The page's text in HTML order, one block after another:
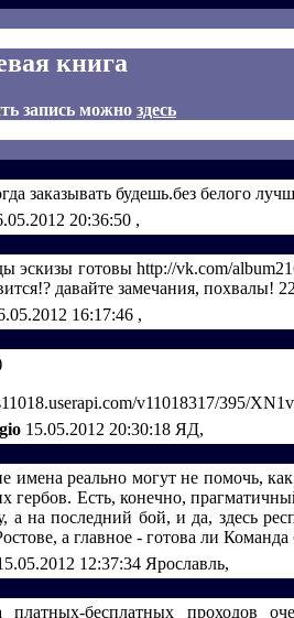
книга
запись можно здесь
заказывать будешь.без белого
20:36:50 ,
эскизы готовы http://vk.com/
давайте замечания, похвалы!
16:17:46 ,
v11018317/395/
15.05.2012 20:30:18 ЯД,
имена реально могут не помочь,
гербов. Есть, конечно,
а на последний бой, и да, здесь
а главное - готова ли Команда
12:37:34 Ярославль,
платных-бесплатных проходов